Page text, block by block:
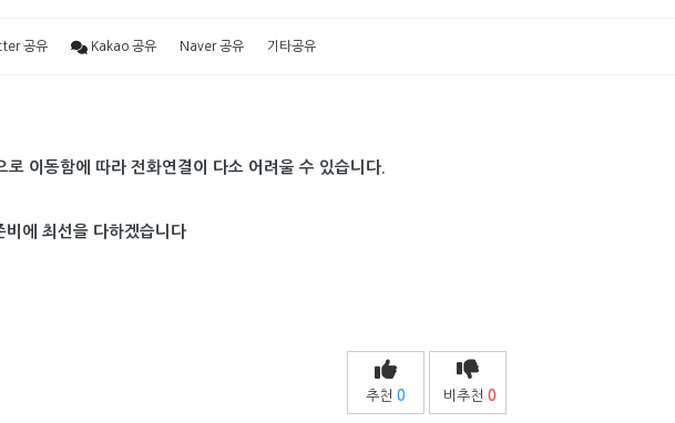
공유 Kakao 공유 Naver 공유 기타공유
로 이동함에 따라 전화연결이 다소 어려울 수 있습니다.
비에 최선을 다하겠습니다
추천 0 비추천 0